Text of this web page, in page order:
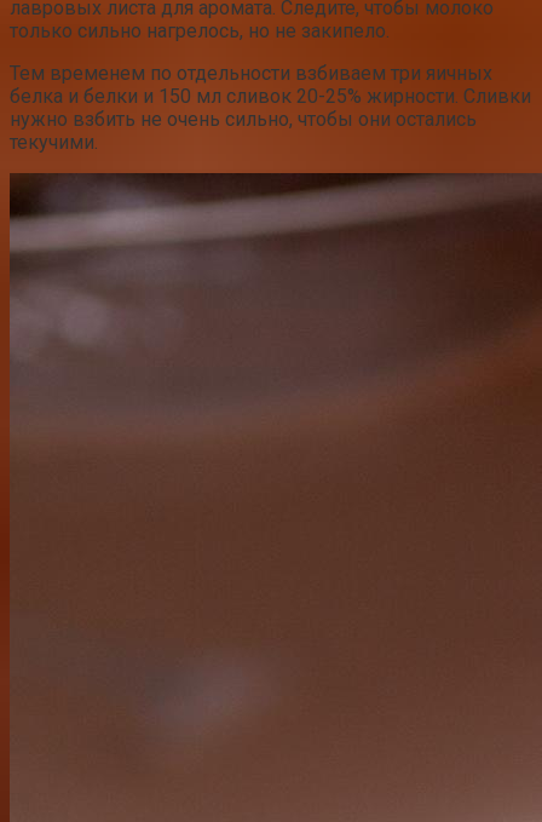
лавровых листа для аромата. Следите, чтобы молоко
только сильно нагрелось, но не закипело.
Тем временем по отдельности взбиваем три яичных
белка и белки и 150 мл сливок 20-25% жирности. Сливки
нужно взбить не очень сильно, чтобы они остались
текучими.